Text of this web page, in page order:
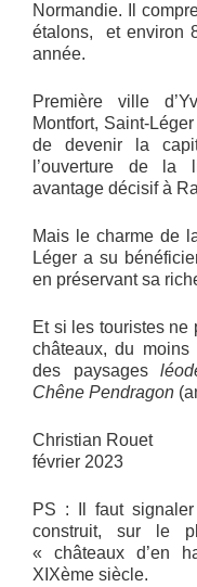
Normandie. Il
étalons, et environ
année.
Première ville
Montfort, Saint-
de devenir la
l’ouverture de la
avantage décisif à
Mais le charme de
Léger a su
en préservant sa
Et si les touristes ne
châteaux, du
des paysages
Chêne Pendragon
Christian Rouet
février 2023
PS : Il faut signaler
construit, sur le
« châteaux d’en
XIXème siècle.